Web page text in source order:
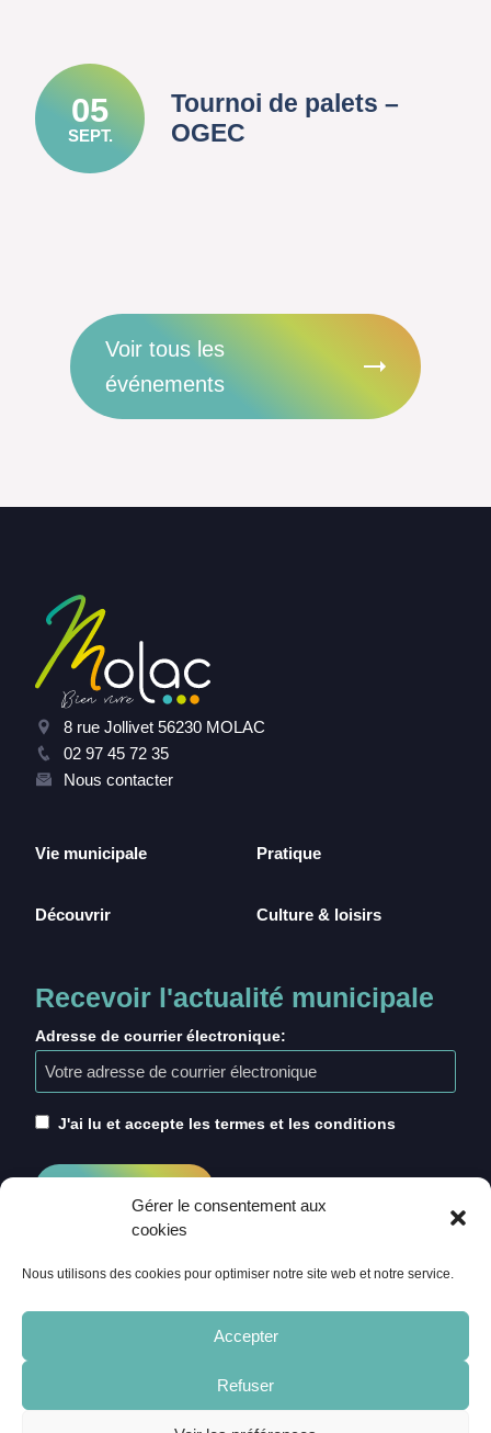
Gérer le consentement aux
cookies
Nous utilisons des cookies pour optimiser notre site web et notre service.
Accepter
Refuser
05
SEPT.
Tournoi de palets –
OGEC
Voir tous les
événements
8 rue Jollivet 56230 MOLAC
02 97 45 72 35
Nous contacter
Vie municipale
Découvrir
Pratique
Culture & loisirs
Recevoir l'actualité municipale
Adresse de courrier électronique:
J'ai lu et accepte les termes et les conditions
CRÉDITS